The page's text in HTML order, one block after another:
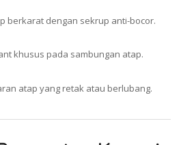
berkarat dengan sekrup anti-bocor.
khusus pada sambungan atap.
atap yang retak atau berlubang.